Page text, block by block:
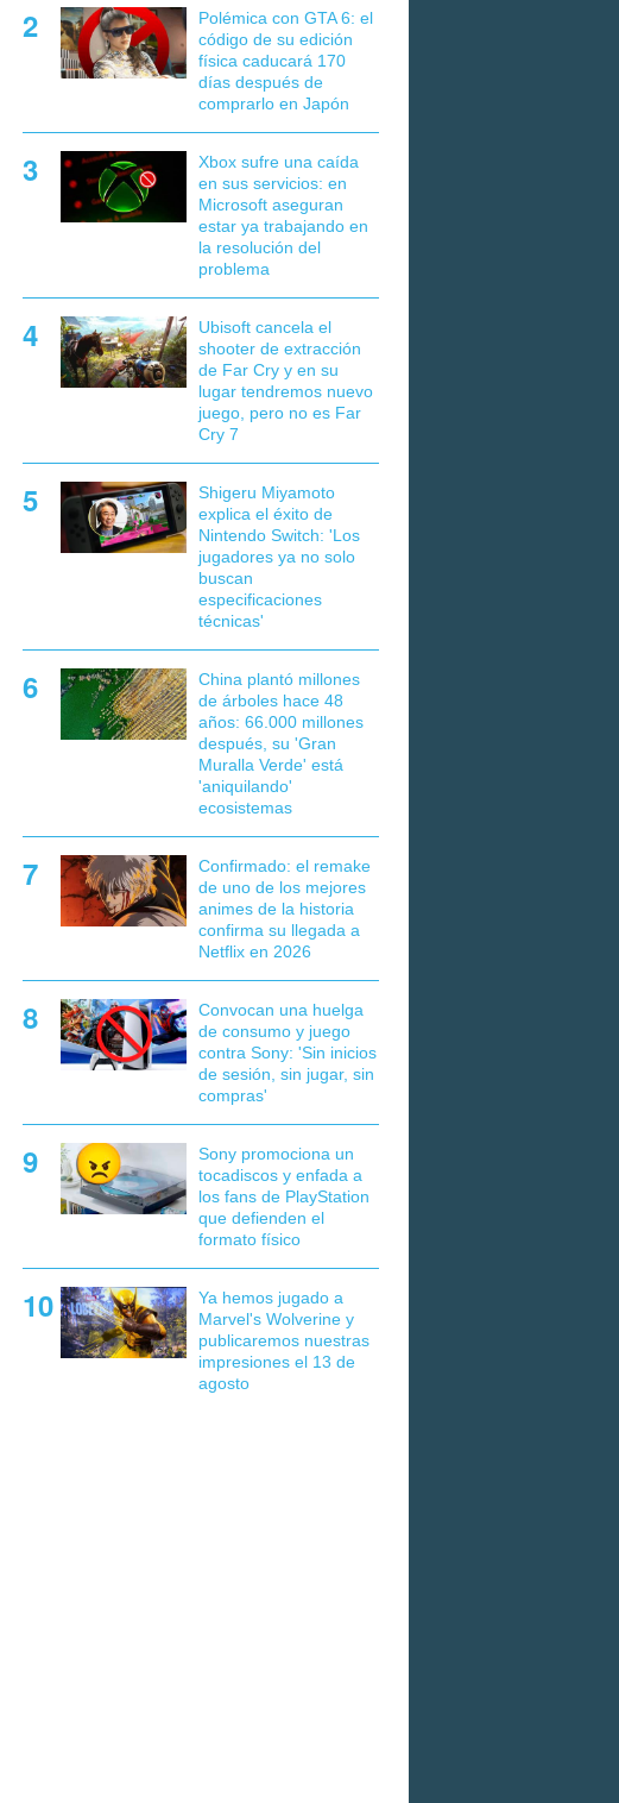
Polémica con GTA 6: el
código de su edición
física caducará 170
días después de
comprarlo en Japón
Xbox sufre una caída
en sus servicios: en
Microsoft aseguran
estar ya trabajando en
la resolución del
problema
Ubisoft cancela el
shooter de extracción
de Far Cry y en su
lugar tendremos nuevo
juego, pero no es Far
Cry 7
Shigeru Miyamoto
explica el éxito de
Nintendo Switch: 'Los
jugadores ya no solo
buscan
especificaciones
técnicas'
China plantó millones
de árboles hace 48
años: 66.000 millones
después, su 'Gran
Muralla Verde' está
'aniquilando'
ecosistemas
Confirmado: el remake
de uno de los mejores
animes de la historia
confirma su llegada a
Netflix en 2026
Convocan una huelga
de consumo y juego
contra Sony: 'Sin inicios
de sesión, sin jugar, sin
compras'
Sony promociona un
tocadiscos y enfada a
los fans de PlayStation
que defienden el
formato físico
Ya hemos jugado a
Marvel's Wolverine y
publicaremos nuestras
impresiones el 13 de
agosto